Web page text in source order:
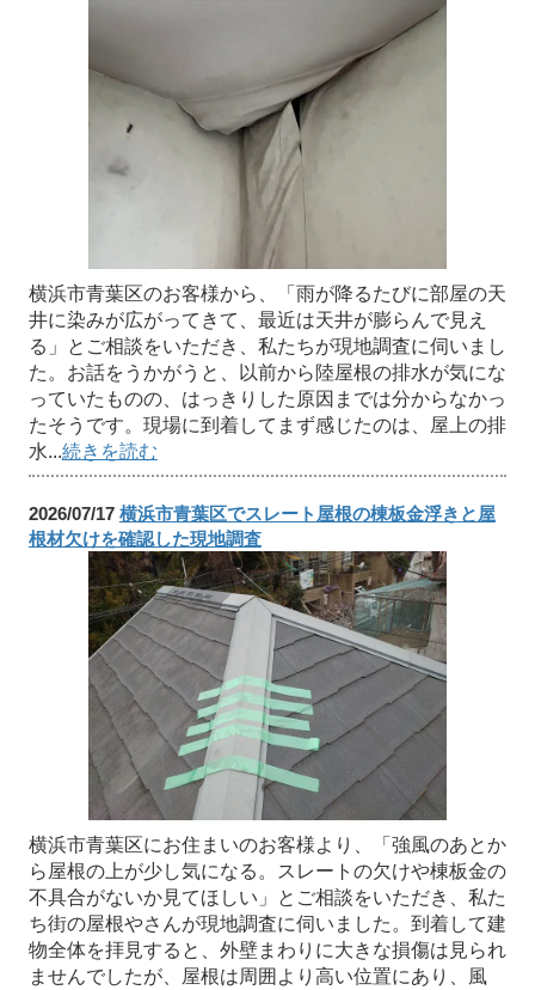
横浜市青葉区のお客様から、「雨が降るたびに部屋の天
井に染みが広がってきて、最近は天井が膨らんで見え
る」とご相談をいただき、私たちが現地調査に伺いまし
た。お話をうかがうと、以前から陸屋根の排水が気にな
っていたものの、はっきりした原因までは分からなかっ
たそうです。現場に到着してまず感じたのは、屋上の排
水...続きを読む
2026/07/17 横浜市青葉区でスレート屋根の棟板金浮きと屋
根材欠けを確認した現地調査
横浜市青葉区にお住まいのお客様より、「強風のあとか
ら屋根の上が少し気になる。スレートの欠けや棟板金の
不具合がないか見てほしい」とご相談をいただき、私た
ち街の屋根やさんが現地調査に伺いました。到着して建
物全体を拝見すると、外壁まわりに大きな損傷は見られ
ませんでしたが、屋根は周囲より高い位置にあり、風